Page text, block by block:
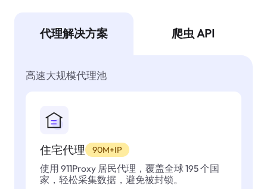
代理解决方案 爬虫 API
高速大规模代理池
住宅代理 90M+IP
使用 911Proxy 居民代理，覆盖全球 195 个国
家，轻松采集数据，避免被封锁。